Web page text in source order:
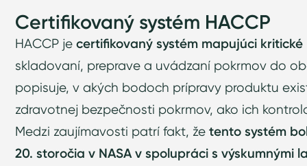
Certifikovaný systém HACCP
HACCP jecertifikovaný systém mapujúci
skladovaní, preprave a uvádzaní pokrmov do
popisuje, v akých bodoch prípravy produktu
zdravotnej bezpečnosti pokrmov, ako ich
Medzi zaujímavosti patrí fakt, žetento systém
20. storočia v NASA v spolupráci s výskumnými